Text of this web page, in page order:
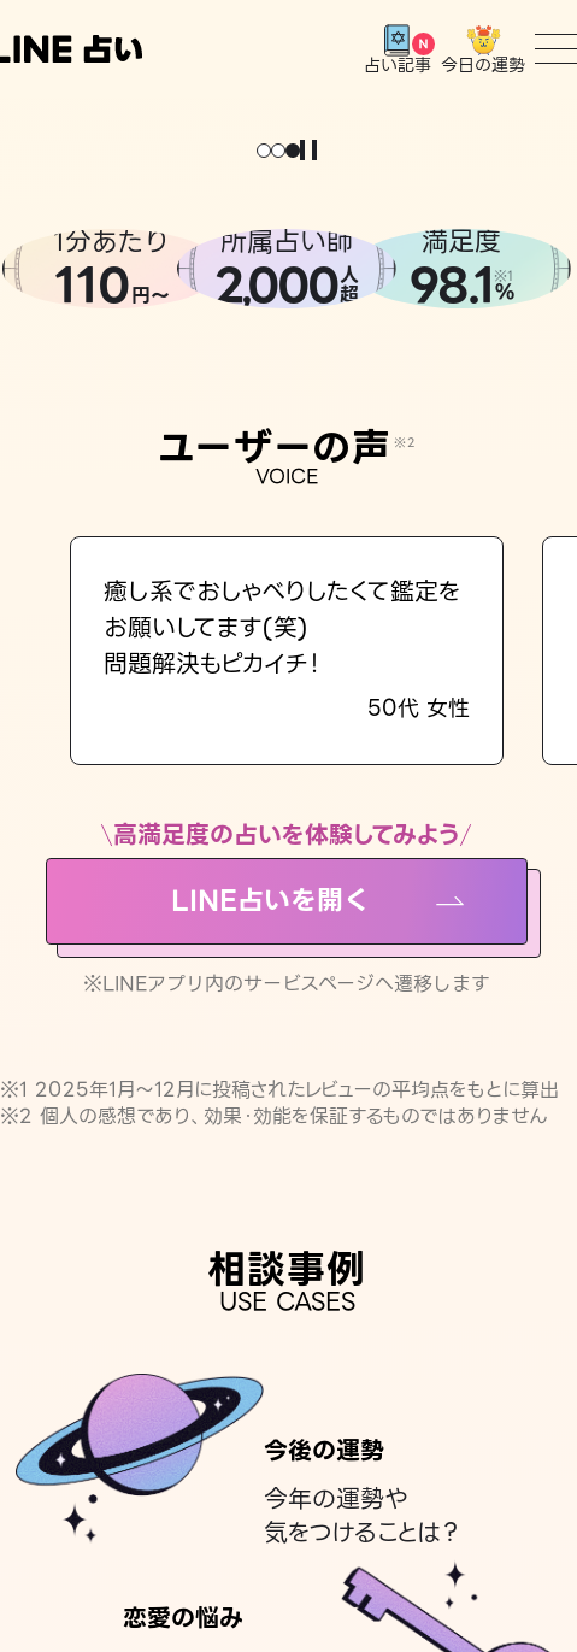
占い記事 今日の運勢
。
1分あたり
110円〜
所属占い師
2,000人
超
満足度
98.1 ※1
%
ユーザーの声 ※2
VOICE
癒し系でおしゃべりしたくて鑑定を
お願いしてます(笑)
問題解決もピカイチ！
50代 女性
高満足度の占いを体験してみよう
LINE占いを開く
※LINEアプリ内のサービスページへ遷移します
※1 2025年1月〜12月に投稿されたレビューの平均点をもとに算出
※2 個人の感想であり、効果・効能を保証するものではありません
相談事例
USE CASES
今後の運勢
今年の運勢や
気をつけることは？
恋愛の悩み